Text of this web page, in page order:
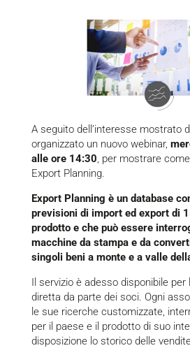
A seguito dell’interesse mostrato
organizzato un nuovo webinar,
alle ore 14:30 , per mostrare
Export Planning.
Export Planning è un database
previsioni di import ed export di
prodotto e che può essere
macchine da stampa e da
singoli beni a monte e a valle
Il servizio è adesso disponibile
diretta da parte dei soci. Ogni
le sue ricerche customizzate,
per il paese e il prodotto di suo
disposizione lo storico delle